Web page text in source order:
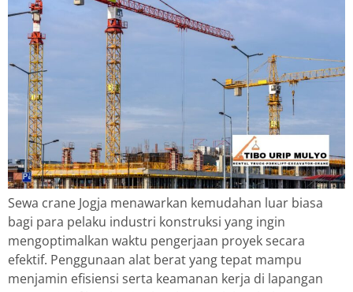
Sewa crane Jogja menawarkan kemudahan luar biasa
bagi para pelaku industri konstruksi yang ingin
mengoptimalkan waktu pengerjaan proyek secara
efektif. Penggunaan alat berat yang tepat mampu
menjamin efisiensi serta keamanan kerja di lapangan